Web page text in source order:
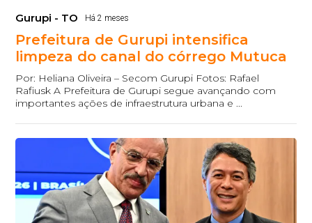
Gurupi - TO Há 2 meses
Prefeitura de Gurupi intensifica
limpeza do canal do córrego Mutuca
Por: Heliana Oliveira – Secom Gurupi Fotos: Rafael
Rafiusk A Prefeitura de Gurupi segue avançando com
importantes ações de infraestrutura urbana e ...